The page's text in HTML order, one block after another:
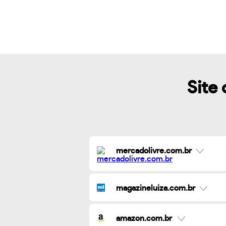
Site
mercadolivre.com.br
magazineluiza.com.br
amazon.com.br